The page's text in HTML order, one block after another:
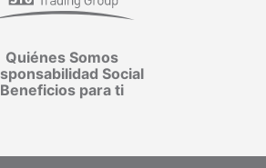
Quiénes Somos
Social
Beneficios para ti